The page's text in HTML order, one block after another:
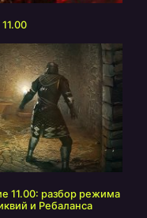
11.00: разбор режима
и Ребаланса